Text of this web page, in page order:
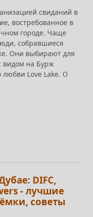
свиданий в
востребованное в
городе. Чаще
собравшиеся
Они выбирают для
видом на Бурж
любви Love Lake. О
DIFC,
- лучшие
советы